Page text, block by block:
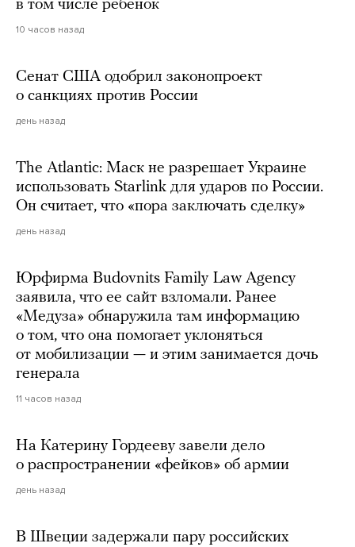
в том числе ребенок
10 часов назад
Сенат США одобрил законопроект
о санкциях против России
день назад
The Atlantic: Маск не разрешает Украине
использовать Starlink для ударов по России.
Он считает, что «пора заключать сделку»
день назад
Юрфирма Budovnits Family Law Agency
заявила, что ее сайт взломали. Ранее
«Медуза» обнаружила там информацию
о том, что она помогает уклоняться
от мобилизации — и этим занимается дочь
генерала
11 часов назад
На Катерину Гордееву завели дело
о распространении «фейков» об армии
день назад
В Швеции задержали пару российских